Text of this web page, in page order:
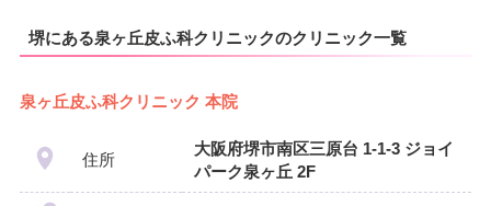
堺にある泉ヶ丘皮ふ科クリニックのクリニック一覧
泉ヶ丘皮ふ科クリニック 本院
住所
大阪府堺市南区三原台 1-1-3 ジョイ
パーク泉ヶ丘 2F